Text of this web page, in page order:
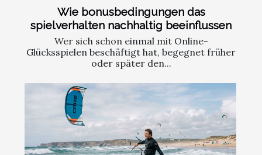
Wie bonusbedingungen das
spielverhalten nachhaltig beeinflussen
Wer sich schon einmal mit Online-
Glücksspielen beschäftigt hat, begegnet früher
oder später den...